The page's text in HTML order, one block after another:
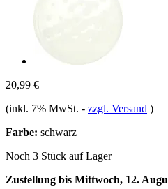
20,99 €
(inkl. 7% MwSt. - zzgl. Versand )
Farbe: schwarz
Noch 3 Stück auf Lager
Zustellung bis Mittwoch, 12.